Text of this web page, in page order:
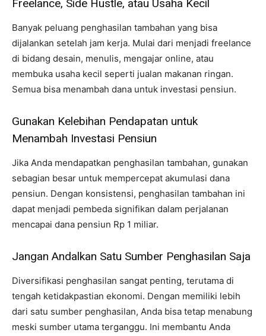
Freelance, Side Hustle, atau Usaha Kecil
Banyak peluang penghasilan tambahan yang bisa
dijalankan setelah jam kerja. Mulai dari menjadi freelance
di bidang desain, menulis, mengajar online, atau
membuka usaha kecil seperti jualan makanan ringan.
Semua bisa menambah dana untuk investasi pensiun.
Gunakan Kelebihan Pendapatan untuk
Menambah Investasi Pensiun
Jika Anda mendapatkan penghasilan tambahan, gunakan
sebagian besar untuk mempercepat akumulasi dana
pensiun. Dengan konsistensi, penghasilan tambahan ini
dapat menjadi pembeda signifikan dalam perjalanan
mencapai dana pensiun Rp 1 miliar.
Jangan Andalkan Satu Sumber Penghasilan Saja
Diversifikasi penghasilan sangat penting, terutama di
tengah ketidakpastian ekonomi. Dengan memiliki lebih
dari satu sumber penghasilan, Anda bisa tetap menabung
meski sumber utama terganggu. Ini membantu Anda